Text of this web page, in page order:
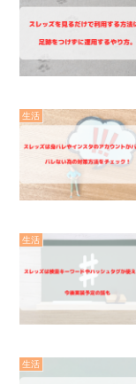
生活
生活
生活